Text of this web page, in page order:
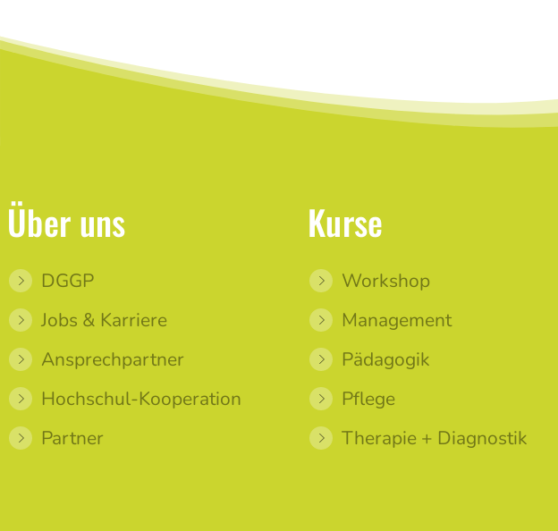
Über uns
DGGP
Jobs & Karriere
Ansprechpartner
Hochschul-Kooperation
Partner
Kurse
Workshop
Management
Pädagogik
Pflege
Therapie + Diagnostik